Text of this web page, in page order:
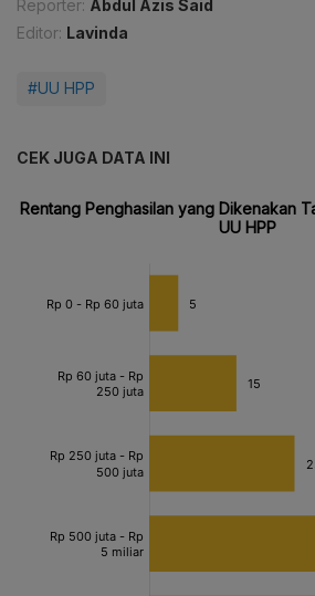
Reporter: Abdul Azis Said
Editor: Lavinda
#UU HPP
CEK JUGA DATA INI